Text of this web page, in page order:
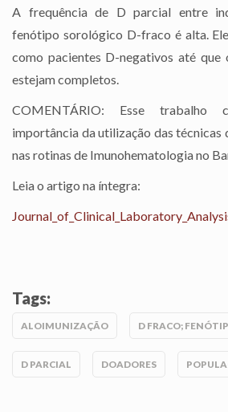
A frequência de D parcial entre
fenótipo sorológico D-fraco é alta.
como pacientes D-negativos até que
estejam completos.
COMENTÁRIO: Esse trabalho
importância da utilização das
nas rotinas de Imunohematologia no
Leia o artigo na íntegra:
Tags:
ALOIMUNIZAÇÃO D FRACO;
D PARCIAL DOADORES